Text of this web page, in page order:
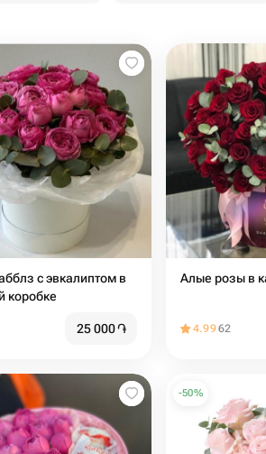
с эвкалиптом в
коробке
25 000֏
Алые розы в
4.9962
-50%